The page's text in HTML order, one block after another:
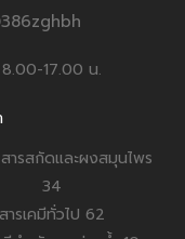
8.00-17.00 น.
ารสกัดและผงสมุนไพร
34
สารเคมีทั่วไป 62